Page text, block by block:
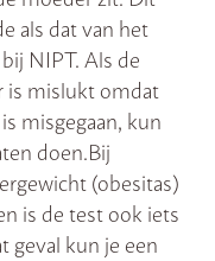
als dat van het
NIPT. Als de
is mislukt omdat
misgegaan, kun
doen.Bij
(obesitas)
is de test ook iets
geval kun je een